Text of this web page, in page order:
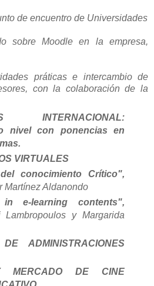
de encuentro de Universidades
sobre Moodle en la empresa,
práticas e intercambio de
con la colaboración de la
INTERNACIONAL:
nivel con ponencias en
VIRTUALES
conocimiento Crítico",
Martínez Aldanondo
e-learning contents",
y Margarida
ADMINISTRACIONES
DE CINE